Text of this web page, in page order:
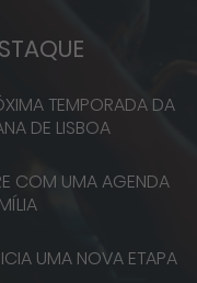
TEMPORADA DA
DE LISBOA
COM UMA AGENDA
UMA NOVA ETAPA